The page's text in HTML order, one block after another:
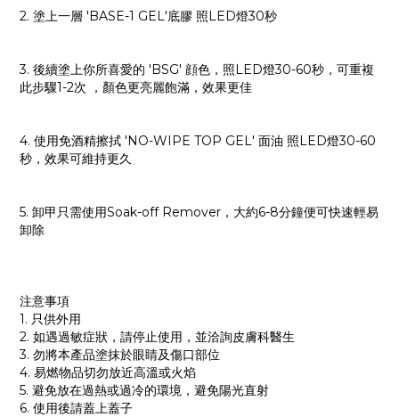
2. 塗上一層 'BASE-1 GEL'底膠 照LED燈30秒
3. 後續塗上你所喜愛的 'BSG' 顔色，照LED燈30-60秒，可重複
此步驟1-2次 ，顏色更亮麗飽滿，效果更佳
4. 使用免酒精擦拭 'NO-WIPE TOP GEL' 面油 照LED燈30-60
秒，效果可維持更久
5. 卸甲只需使用Soak-off Remover，大約6-8分鐘便可快速輕易
卸除
注意事項
1. 只供外用
2. 如遇過敏症狀，請停止使用，並洽詢皮膚科醫生
3. 勿將本產品塗抹於眼睛及傷口部位
4. 易燃物品切勿放近高溫或火焰
5. 避免放在過熱或過冷的環境，避免陽光直射
6. 使用後請蓋上蓋子